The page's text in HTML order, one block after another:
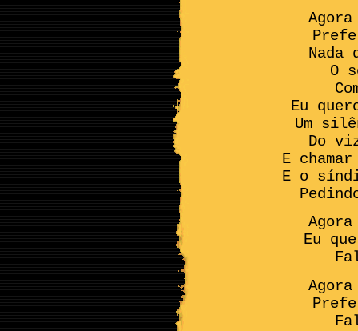
Nada
O
Eu
Um
Do
E
E o
Eu